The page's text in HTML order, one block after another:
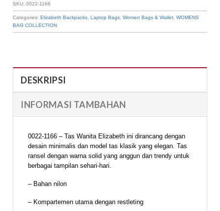
SKU:0022-1166
Categories:Elizabeth Backpacks ,Laptop Bags ,Women Bags & Wallet ,WOMENS
BAG COLLECTION
DESKRIPSI
INFORMASI TAMBAHAN
0022-1166 – Tas Wanita Elizabeth ini dirancang dengan
desain minimalis dan model tas klasik yang elegan. Tas
ransel dengan warna solid yang anggun dan trendy untuk
berbagai tampilan sehari-hari.
– Bahan nilon
– Kompartemen utama dengan restleting